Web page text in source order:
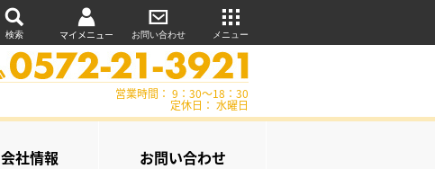
検索 マイメニュー お問い合わせ メニュー
営業時間： 9：30～18：30
定休日： 水曜日
会社情報 お問い合わせ